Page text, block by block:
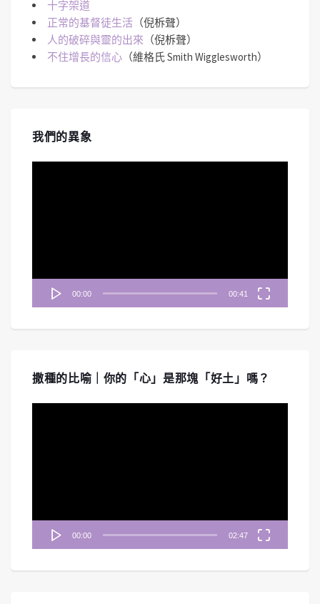
十字架道
正常的基督徒生活 （倪柝聲）
人的破碎與靈的出來 （倪柝聲）
不住增長的信心 （維格氏 Smith Wigglesworth）
我們的異象
00:00 00:41
撒種的比喻｜你的「心」是那塊「好土」嗎？
00:00 02:47